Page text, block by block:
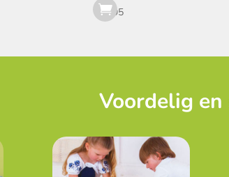
€5,95
Voordelig